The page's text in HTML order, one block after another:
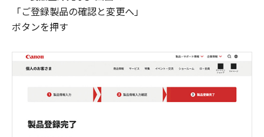
「ご登録製品の確認と変更へ」
ボタンを押す